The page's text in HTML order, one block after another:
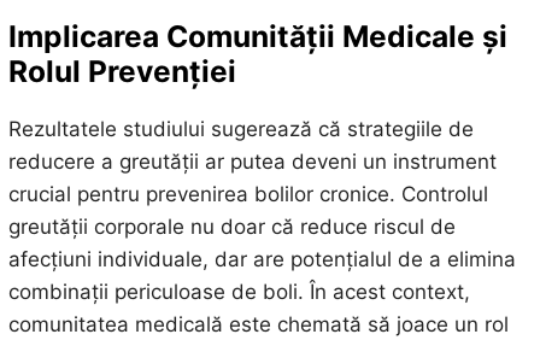
Implicarea Comunității Medicale și
Rolul Prevenției
Rezultatele studiului sugerează că strategiile de
reducere a greutății ar putea deveni un instrument
crucial pentru prevenirea bolilor cronice. Controlul
greutății corporale nu doar că reduce riscul de
afecțiuni individuale, dar are potențialul de a elimina
combinații periculoase de boli. În acest context,
comunitatea medicală este chemată să joace un rol